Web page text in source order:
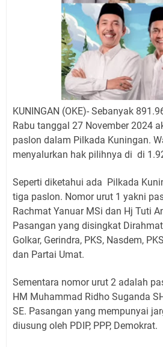
Info Sembako di
Agustus 2026, Daging
Agenda Kegiatan
2026 Ada Tiga, Tapi
Ini Empat Lokasi
Agustus 2026
KUNINGAN (OKE)- Sebanyak
Rabu tanggal 27 November 2024
paslon dalam Pilkada Kuningan.
menyalurkan hak pilihnya di di
Seperti diketahui ada Pilkada
tiga paslon. Nomor urut 1 yakni
Rachmat Yanuar MSi dan Hj Tuti
Pasangan yang disingkat
Golkar, Gerindra, PKS, Nasdem,
dan Partai Umat.
Sementara nomor urut 2 adalah
HM Muhammad Ridho Suganda
SE. Pasangan yang mempunyai
diusung oleh PDIP, PPP, Demokrat.